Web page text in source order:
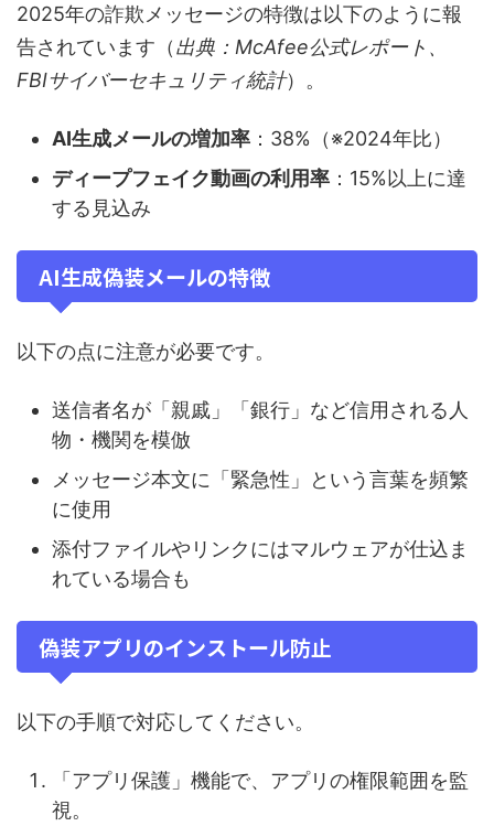
2025年の詐欺メッセージの特徴は以下のように報
告されています（出典：McAfee公式レポート、
FBIサイバーセキュリティ統計）。
AI生成メールの増加率 ：38%（※2024年比）
ディープフェイク動画の利用率 ：15%以上に達
する見込み
AI生成偽装メールの特徴
以下の点に注意が必要です。
送信者名が「親戚」「銀行」など信用される人
物・機関を模倣
メッセージ本文に「緊急性」という言葉を頻繁
に使用
添付ファイルやリンクにはマルウェアが仕込ま
れている場合も
偽装アプリのインストール防止
以下の手順で対応してください。
「アプリ保護」機能で、アプリの権限範囲を監
視。